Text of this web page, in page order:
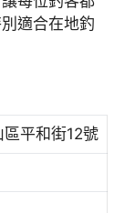
適合在地釣
平和街12號